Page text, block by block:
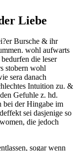
Liebe
Bursche & ihr
wohl aufwarts
die leser
stobern wohl
sera danach
Intuition zu. &
Gefuhle z. hd.
bei der Hingabe im
sei dasjenige so
die jedoch
sogar wenn